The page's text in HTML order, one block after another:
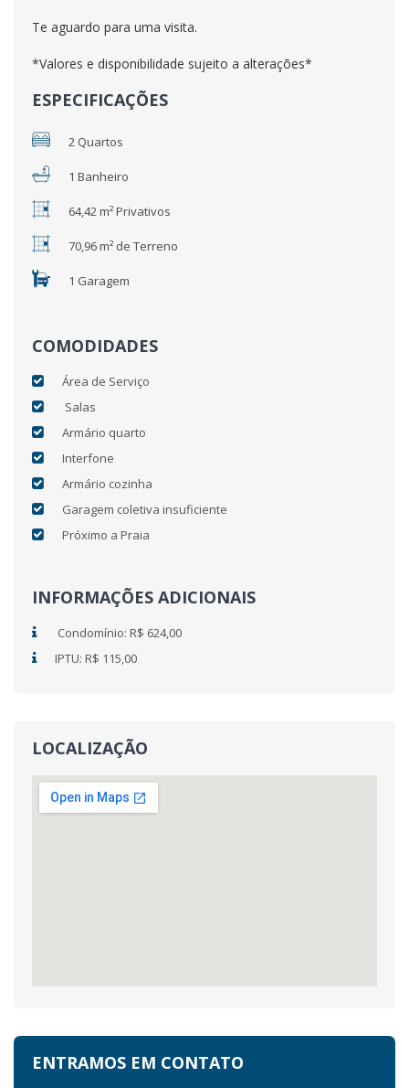
Te aguardo para uma visita.
*Valores e disponibilidade sujeito a alterações*
ESPECIFICAÇÕES
2 Quartos
1 Banheiro
64,42 m² Privativos
70,96 m² de Terreno
1 Garagem
COMODIDADES
Área de Serviço
Salas
Armário quarto
Interfone
Armário cozinha
Garagem coletiva insuficiente
Próximo a Praia
INFORMAÇÕES ADICIONAIS
Condomínio: R$ 624,00
IPTU: R$ 115,00
LOCALIZAÇÃO
ENTRAMOS EM CONTATO